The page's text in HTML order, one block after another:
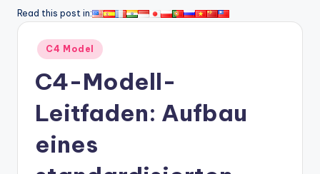
t
Read this post in:
Posted
in
C4 Model
C4-Modell-
Leitfaden: Aufbau
eines